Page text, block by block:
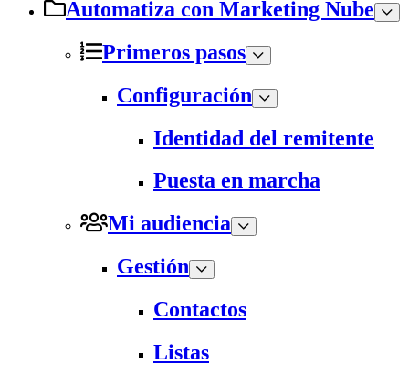
Automatiza con Marketing Nube
Primeros pasos
Configuración
Identidad del remitente
Puesta en marcha
Mi audiencia
Gestión
Contactos
Listas